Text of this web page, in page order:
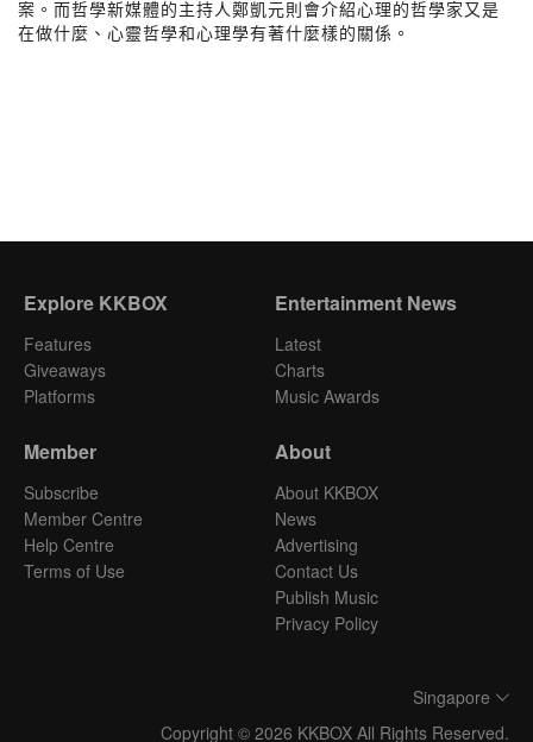
案。而哲學新媒體的主持人鄭凱元則會介紹心理的哲學家又是
在做什麼、心靈哲學和心理學有著什麼樣的關係。
Explore KKBOX
Features
Giveaways
Platforms
Entertainment News
Latest
Charts
Music Awards
Member
Subscribe
Member Centre
Help Centre
Terms of Use
About
About KKBOX
News
Advertising
Contact Us
Publish Music
Privacy Policy
Singapore
Copyright © 2026 KKBOX All Rights Reserved.